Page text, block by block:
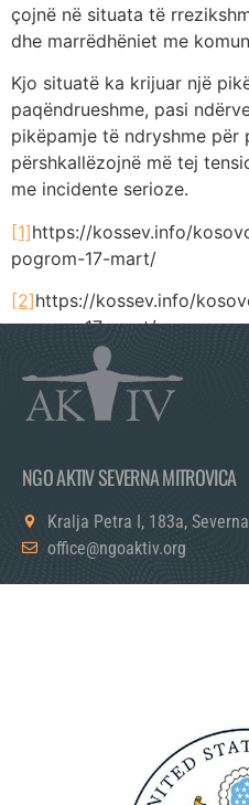
çojnë në situata të
dhe marrëdhëniet me
Kjo situatë ka krijuar një
paqëndrueshme, pasi
pikëpamje të ndryshme
përshkallëzojnë më tej
me incidente serioze.
[1]https://kossev.info/
pogrom-17-mart/
[2]https://kossev.info/
pogrom-17-mart/
NGO AKTIV SEVERNA MITROVICA
Kralja Petra I, 183a,
office@ngoaktiv.org